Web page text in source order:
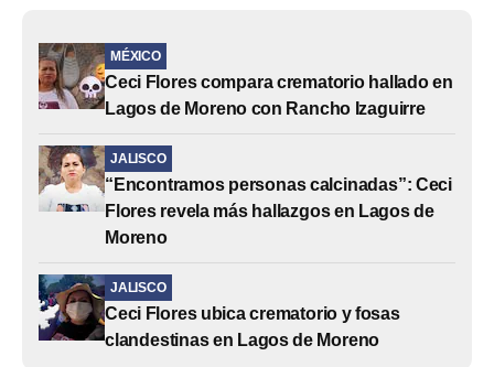
MÉXICO
Ceci Flores compara crematorio hallado en
Lagos de Moreno con Rancho Izaguirre
JALISCO
“Encontramos personas calcinadas”: Ceci
Flores revela más hallazgos en Lagos de
Moreno
JALISCO
Ceci Flores ubica crematorio y fosas
clandestinas en Lagos de Moreno